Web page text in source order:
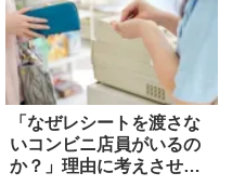
「なぜレシートを渡さな
いコンビニ店員がいるの
か？」理由に考えさせら